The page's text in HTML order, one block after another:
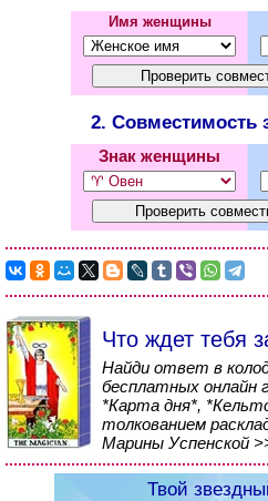
Имя женщины
2. Совместимость
Знак женщины
Что ждет тебя
Найди ответ в
бесплатных онлайн
*Карта дня*,
толкованием
Марины Успенской
Твой